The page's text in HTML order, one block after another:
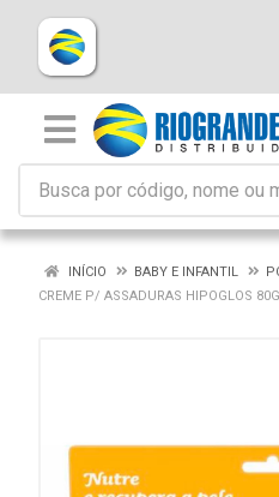
INÍCIO BABY E INFANTIL
CREME P/ ASSADURAS HIPOGLOS